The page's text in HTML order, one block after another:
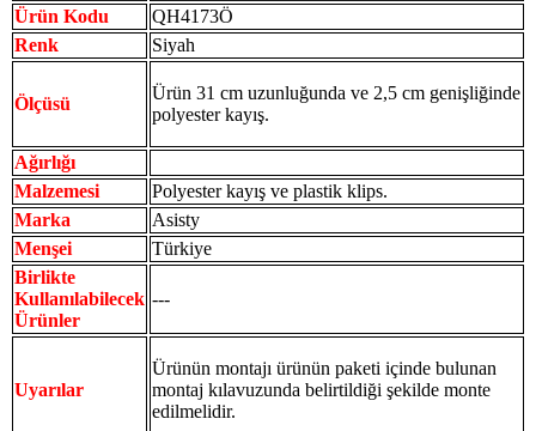
Ürün Kodu
QH4173Ö
Renk
Siyah
Ölçüsü
Ürün 31 cm uzunluğunda ve 2,5 cm genişliğinde
polyester kayış.
Ağırlığı
Malzemesi
Polyester kayış ve plastik klips.
Marka
Asisty
Menşei
Türkiye
Birlikte
Kullanılabilecek
Ürünler
---
Uyarılar
Ürünün montajı ürünün paketi içinde bulunan
montaj kılavuzunda belirtildiği şekilde monte
edilmelidir.